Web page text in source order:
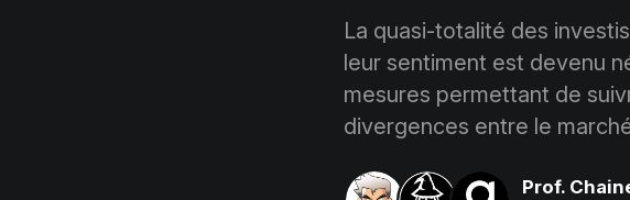
La quasi-totalité des
leur sentiment est devenu
mesures permettant de
divergences entre le
Prof.